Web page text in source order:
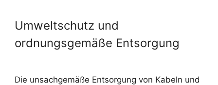
Umweltschutz und
ordnungsgemäße Entsorgung
Die unsachgemäße Entsorgung von Kabeln und